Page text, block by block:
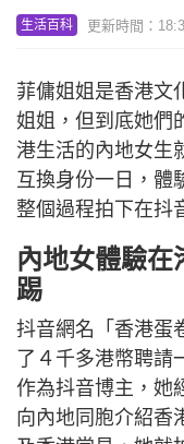
生活百科 更新時間：
菲傭姐姐是香港文
姐姐，但到底她們
港生活的內地女生
互換身份一日，體
整個過程拍下在抖
內地女體驗在
踢
抖音網名「香港蛋
了４千多港幣聘請
作為抖音博主，她
向內地同胞介紹香